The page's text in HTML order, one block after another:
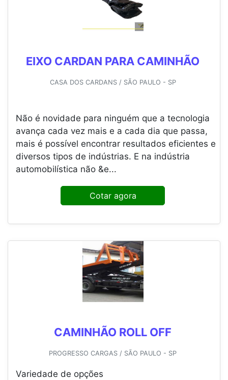
EIXO CARDAN PARA CAMINHÃO
CASA DOS CARDANS / SÃO PAULO - SP
Não é novidade para ninguém que a tecnologia
avança cada vez mais e a cada dia que passa,
mais é possível encontrar resultados eficientes e
diversos tipos de indústrias. E na indústria
automobilística não &e...
Cotar agora
CAMINHÃO ROLL OFF
PROGRESSO CARGAS / SÃO PAULO - SP
Variedade de opções